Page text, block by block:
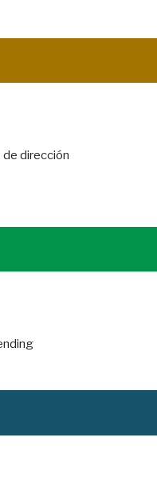
de dirección